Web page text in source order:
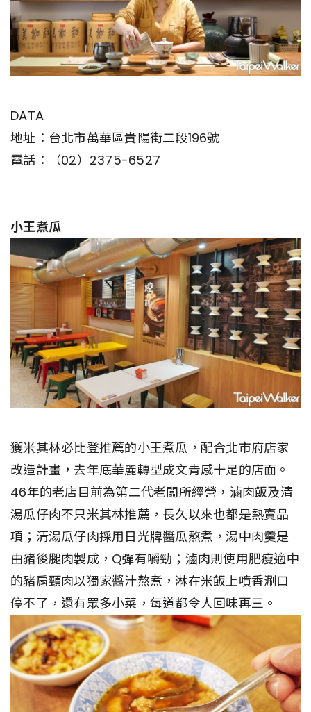
DATA
地址：台北市萬華區貴陽街二段196號
電話：（02）2375-6527
小王煮瓜
獲米其林必比登推薦的小王煮瓜，配合北市府店家
改造計畫，去年底華麗轉型成文青感十足的店面。
46年的老店目前為第二代老闆所經營，滷肉飯及清
湯瓜仔肉不只米其林推薦，長久以來也都是熱賣品
項；清湯瓜仔肉採用日光牌醬瓜熬煮，湯中肉羹是
由豬後腿肉製成，Q彈有嚼勁；滷肉則使用肥瘦適中
的豬肩頸肉以獨家醬汁熬煮，淋在米飯上噴香涮口
停不了，還有眾多小菜，每道都令人回味再三。